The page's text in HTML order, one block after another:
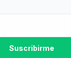
Suscribirme